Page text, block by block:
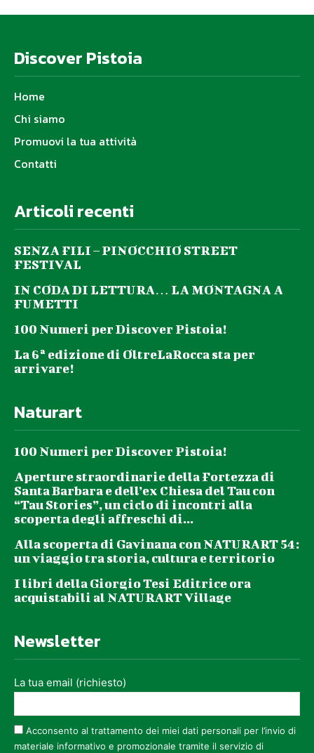
Discover Pistoia
Home
Chi siamo
Promuovi la tua attività
Contatti
Articoli recenti
SENZA FILI – PINOCCHIO STREET
FESTIVAL
IN CODA DI LETTURA… LA MONTAGNA A
FUMETTI
100 Numeri per Discover Pistoia!
La 6ª edizione di OltreLaRocca sta per
arrivare!
Naturart
100 Numeri per Discover Pistoia!
Aperture straordinarie della Fortezza di
Santa Barbara e dell’ex Chiesa del Tau con
“Tau Stories”, un ciclo di incontri alla
scoperta degli affreschi di...
Alla scoperta di Gavinana con NATURART 54:
un viaggio tra storia, cultura e territorio
I libri della Giorgio Tesi Editrice ora
acquistabili al NATURART Village
Newsletter
La tua email (richiesto)
Acconsento al trattamento dei miei dati personali per l’invio di
materiale informativo e promozionale tramite il servizio di